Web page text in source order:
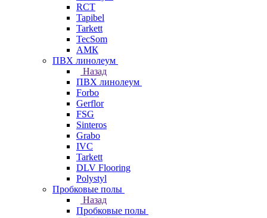
RCT
Tapibel
Tarkett
TecSom
АМК
ПВХ линолеум
Назад
ПВХ линолеум
Forbo
Gerflor
FSG
Sinteros
Grabo
IVC
Tarkett
DLV Flooring
Polystyl
Пробковые полы
Назад
Пробковые полы